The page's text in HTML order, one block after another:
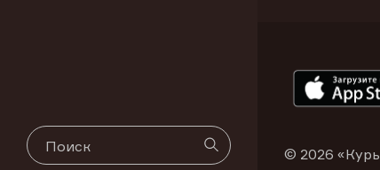
© 2026